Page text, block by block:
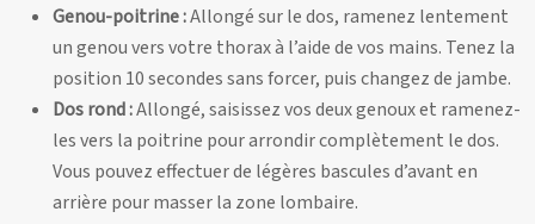
Genou-poitrine :Allongé sur le dos, ramenez lentement
un genou vers votre thorax à l’aide de vos mains. Tenez la
position 10 secondes sans forcer, puis changez de jambe.
Dos rond :Allongé, saisissez vos deux genoux et ramenez-
les vers la poitrine pour arrondir complètement le dos.
Vous pouvez effectuer de légères bascules d’avant en
arrière pour masser la zone lombaire.